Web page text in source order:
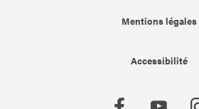
Mentions légales
Accessibilité